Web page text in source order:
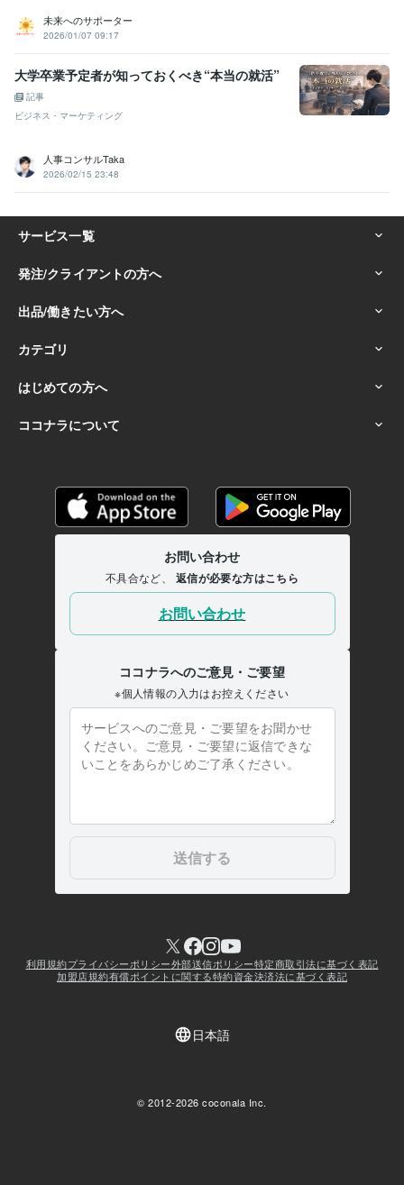
未来へのサポーター
2026/01/07 09:17
大学卒業予定者が知っておくべき“本当の就活”
記事
ビジネス・マーケティング
人事コンサルTaka
2026/02/15 23:48